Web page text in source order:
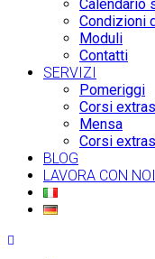
Calendario
Condizioni
Moduli
Contatti
SERVIZI
Pomeriggi
Corsi
Mensa
Corsi
BLOG
LAVORA CON NOI